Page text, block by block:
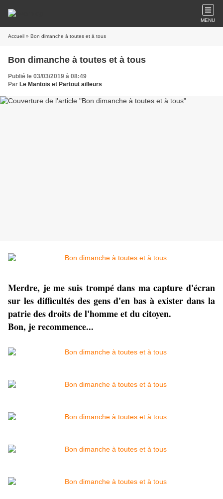
MENU
Accueil » Bon dimanche à toutes et à tous
Bon dimanche à toutes et à tous
Publié le 03/03/2019 à 08:49
Par Le Mantois et Partout ailleurs
Merdre, je me suis trompé dans ma capture d'écran
sur les difficultés des gens d'en bas à exister dans la
patrie des droits de l'homme et du citoyen.
Bon, je recommence...